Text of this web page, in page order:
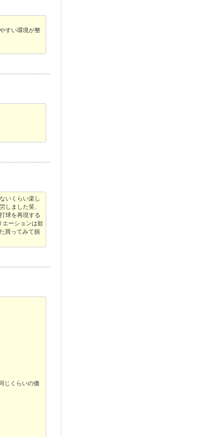
すい環境が整
いくらい楽し
しました笑、
球を再現する
エーションは欲
買ってみて損
じくらいの価